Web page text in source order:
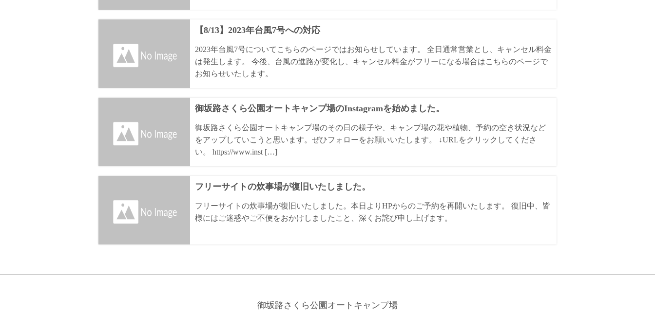
【8/13】2023年台風7号への対応
2023年台風7号についてこちらのページではお知らせしています。 全日通常営業とし、キャンセル料金
は発生します。 今後、台風の進路が変化し、キャンセル料金がフリーになる場合はこちらのページで
お知らせいたします。
御坂路さくら公園オートキャンプ場のInstagramを始めました。
御坂路さくら公園オートキャンプ場のその日の様子や、キャンプ場の花や植物、予約の空き状況など
をアップしていこうと思います。ぜひフォローをお願いいたします。 ↓URLをクリックしてくださ
い。 https://www.inst […]
フリーサイトの炊事場が復旧いたしました。
フリーサイトの炊事場が復旧いたしました。本日よりHPからのご予約を再開いたします。 復旧中、皆
様にはご迷惑やご不便をおかけしましたこと、深くお詫び申し上げます。
御坂路さくら公園オートキャンプ場